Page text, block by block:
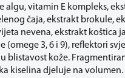
algu, vitamin E kompleks,
čaja, ekstrakt brokule,
nevena, ekstrakt koštica
(omege 3, 6 i 9), reflektori
blistavost kože.
kiselina djeluje na volumen.